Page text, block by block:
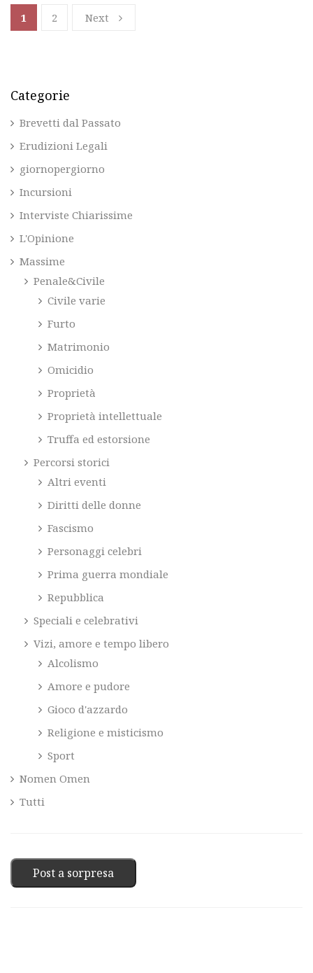
1 2 Next
Categorie
Brevetti dal Passato
Erudizioni Legali
giornopergiorno
Incursioni
Interviste Chiarissime
L'Opinione
Massime
Penale&Civile
Civile varie
Furto
Matrimonio
Omicidio
Proprietà
Proprietà intellettuale
Truffa ed estorsione
Percorsi storici
Altri eventi
Diritti delle donne
Fascismo
Personaggi celebri
Prima guerra mondiale
Repubblica
Speciali e celebrativi
Vizi, amore e tempo libero
Alcolismo
Amore e pudore
Gioco d'azzardo
Religione e misticismo
Sport
Nomen Omen
Tutti
Post a sorpresa